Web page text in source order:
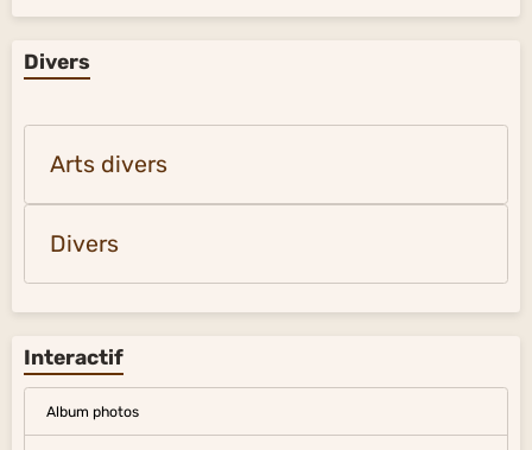
Divers
Arts divers
Divers
Interactif
Album photos